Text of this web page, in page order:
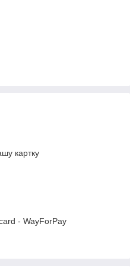
картку
- WayForPay